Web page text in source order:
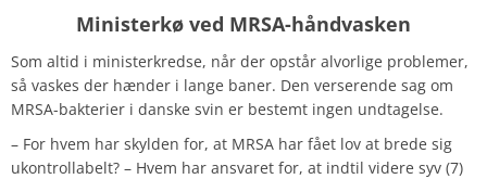
Ministerkø ved MRSA-håndvasken
Som altid i ministerkredse, når der opstår alvorlige problemer,
så vaskes der hænder i lange baner. Den verserende sag om
MRSA-bakterier i danske svin er bestemt ingen undtagelse.
– For hvem har skylden for, at MRSA har fået lov at brede sig
ukontrollabelt? – Hvem har ansvaret for, at indtil videre syv (7)